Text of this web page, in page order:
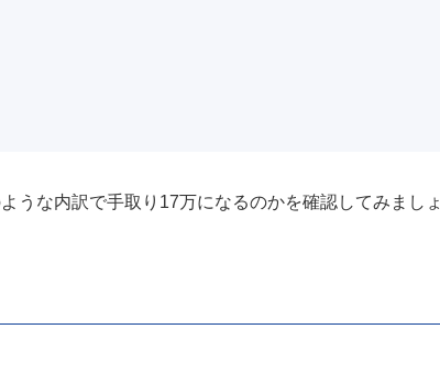
うな内訳で手取り17万になるのかを確認してみましょ